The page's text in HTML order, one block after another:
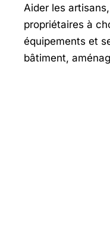
Aider les
propriétaires à
équipements et
bâtiment,